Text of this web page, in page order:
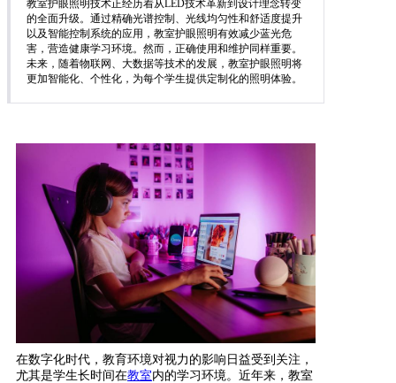
教室护眼照明技术正经历着从LED技术革新到设计理念转变
的全面升级。通过精确光谱控制、光线均匀性和舒适度提升
以及智能控制系统的应用，教室护眼照明有效减少蓝光危
害，营造健康学习环境。然而，正确使用和维护同样重要。
未来，随着物联网、大数据等技术的发展，教室护眼照明将
更加智能化、个性化，为每个学生提供定制化的照明体验。
在数字化时代，教育环境对视力的影响日益受到关注，
尤其是学生长时间在教室内的学习环境。近年来，教室